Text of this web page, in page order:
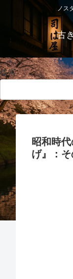
ノス
古
検索
昭和時
げ』：